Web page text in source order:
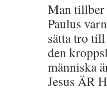
Man tillber
Paulus
sätta tro till
den
människa
Jesus ÄR